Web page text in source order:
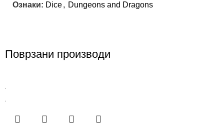
Ознаки: Dice, Dungeons and Dragons
Поврзани производи